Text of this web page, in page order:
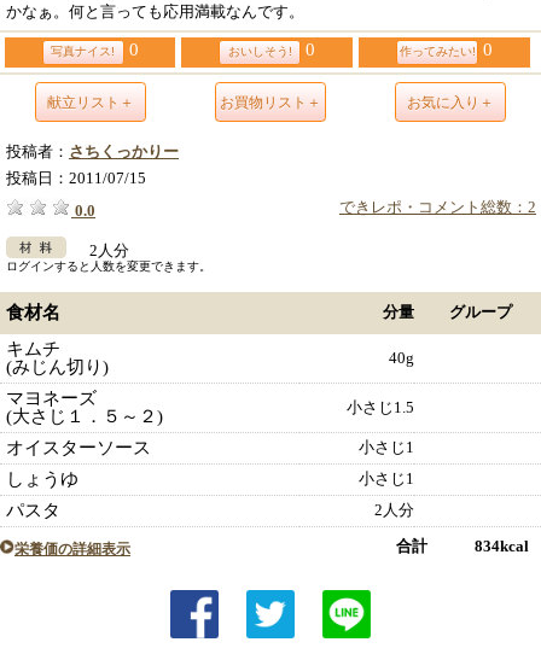
かなぁ。何と言っても応用満載なんです。
写真ナイス! 0 おいしそう! 0 作ってみたい! 0
献立リスト＋ お買物リスト＋ お気に入り＋
投稿者： さちくっかりー
投稿日： 2011/07/15
できレポ・コメント総数：2
0.0
2人分
ログインすると人数を変更できます。
食材名 分量 グループ
キムチ
(みじん切り)
40g
マヨネーズ
(大さじ１．５～２)
小さじ1.5
オイスターソース 小さじ1
しょうゆ 小さじ1
パスタ 2人分
栄養価の詳細表示 合計 834kcal